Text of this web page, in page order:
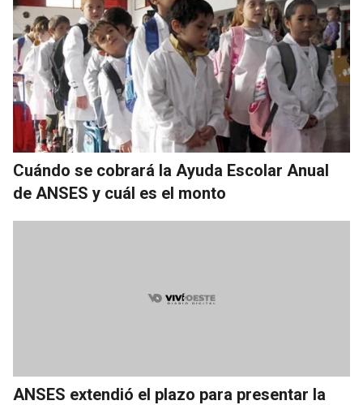
Cuándo se cobrará la Ayuda Escolar Anual
de ANSES y cuál es el monto
ANSES extendió el plazo para presentar la